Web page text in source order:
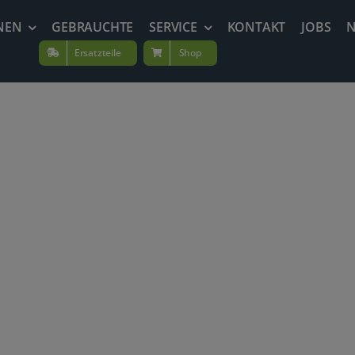
GEBRAUCHTE SERVICE KONTAKT JOBS
Ersatzteile Shop